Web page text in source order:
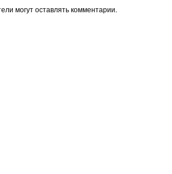
могут оставлять комментарии.